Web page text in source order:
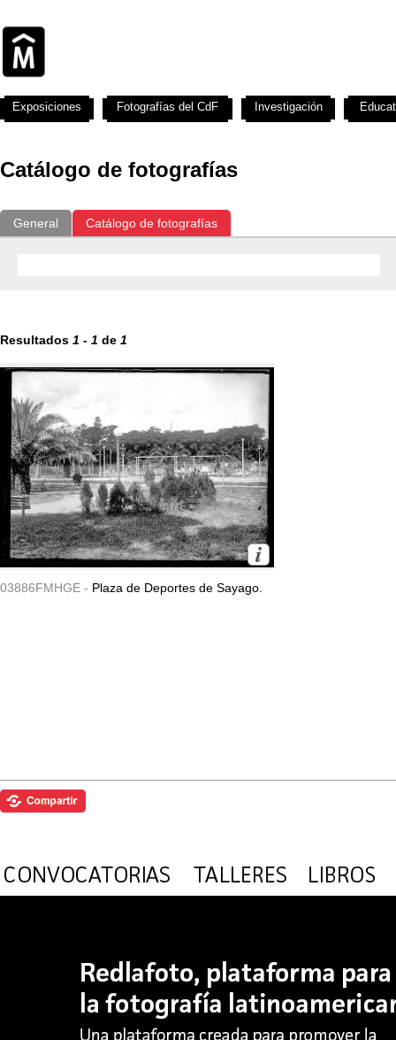
Catálogo de fotografías
General Catálogo de fotografías
Resultados 1 - 1 de 1
03886FMHGE - Plaza de Deportes de Sayago.
Exposiciones Fotografías del CdF Investigación